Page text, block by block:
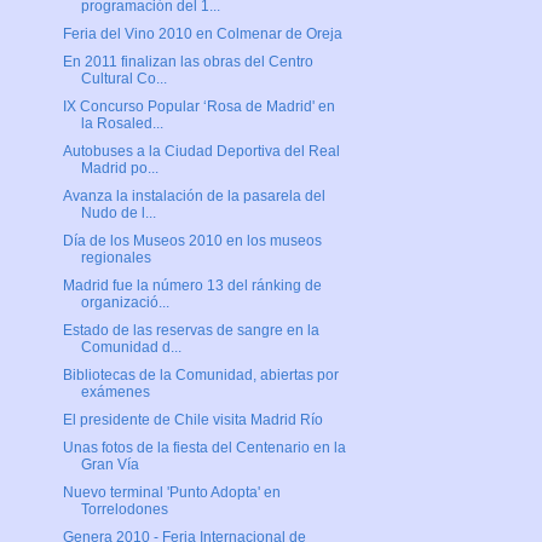
programación del 1...
Feria del Vino 2010 en Colmenar de Oreja
En 2011 finalizan las obras del Centro
Cultural Co...
IX Concurso Popular ‘Rosa de Madrid' en
la Rosaled...
Autobuses a la Ciudad Deportiva del Real
Madrid po...
Avanza la instalación de la pasarela del
Nudo de l...
Día de los Museos 2010 en los museos
regionales
Madrid fue la número 13 del ránking de
organizació...
Estado de las reservas de sangre en la
Comunidad d...
Bibliotecas de la Comunidad, abiertas por
exámenes
El presidente de Chile visita Madrid Río
Unas fotos de la fiesta del Centenario en la
Gran Vía
Nuevo terminal 'Punto Adopta' en
Torrelodones
Genera 2010 - Feria Internacional de